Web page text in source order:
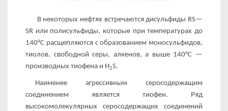
В некоторых нефтях встречаются дисульфиды RS—
SR или полисульфиды, которые при температурах до
140°С расщеп­ляются с образованием моносульфидов,
тиолов, свободной серы, алкенов, а выше 140°С —
производных тиофена и H2S.
Наименее агрессивным серосодержащим
соединением яв­ляется тиофен. Ряд
высокомолекулярных серосодержащих со­единений